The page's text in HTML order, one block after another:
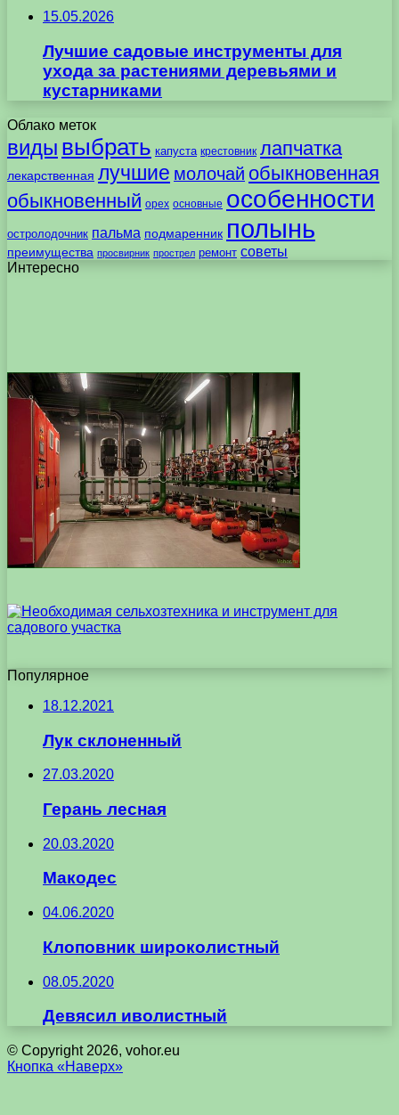
15.05.2026
Лучшие садовые инструменты для
ухода за растениями деревьями и
кустарниками
Облако меток
виды выбрать капуста крестовник лапчатка
лекарственная лучшие молочай обыкновенная
обыкновенный орех основные особенности
остролодочник пальма подмаренник полынь
преимущества просвирник прострел ремонт советы
Интересно
Популярное
18.12.2021
Лук склоненный
27.03.2020
Герань лесная
20.03.2020
Макодес
04.06.2020
Клоповник широколистный
08.05.2020
Девясил иволистный
© Copyright 2026, vohor.eu
Кнопка «Наверх»